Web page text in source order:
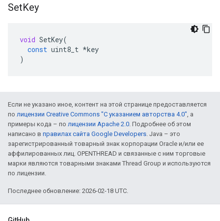
SetKey
void SetKey(
const uint8_t *key
)
Если не указано иное, контент на этой странице предоставляется
по лицензии Creative Commons "С указанием авторства 4.0", а
примеры кода – по лицензии Apache 2.0. Подробнее об этом
написано в правилах сайта Google Developers. Java – это
зарегистрированный товарный знак корпорации Oracle и/или ее
аффилированных лиц. OPENTHREAD и связанные с ним торговые
марки являются товарными знаками Thread Group и используются
по лицензии.
Последнее обновление: 2026-02-18 UTC.